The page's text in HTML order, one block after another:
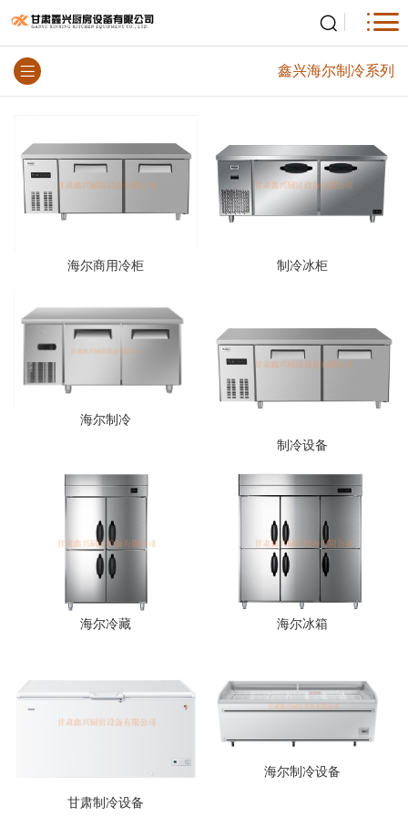
鑫兴海尔制冷系列
海尔商用冷柜 制冷冰柜
海尔制冷
制冷设备
海尔冷藏 海尔冰箱
甘肃制冷设备
海尔制冷设备